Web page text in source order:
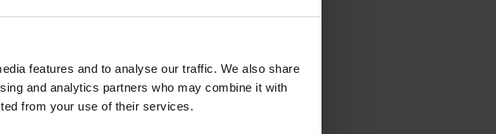
features and to analyse our traffic. We also share
and analytics partners who may combine it with
from your use of their services.